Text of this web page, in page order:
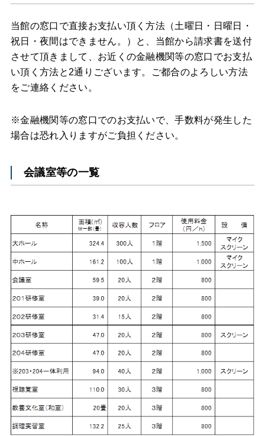
当館の窓口で直接お支払い頂く方法（土曜日・日曜日・
祝日・夜間はできません。）と、当館から請求書を送付
させて頂きまして、お近くの金融機関等の窓口でお支払
い頂く方法と2通りございます。ご都合のよろしい方法
をご連絡ください。
※金融機関等の窓口でのお支払いで、手数料が発生した
場合は恐れ入りますがご負担ください。
会議室等の一覧